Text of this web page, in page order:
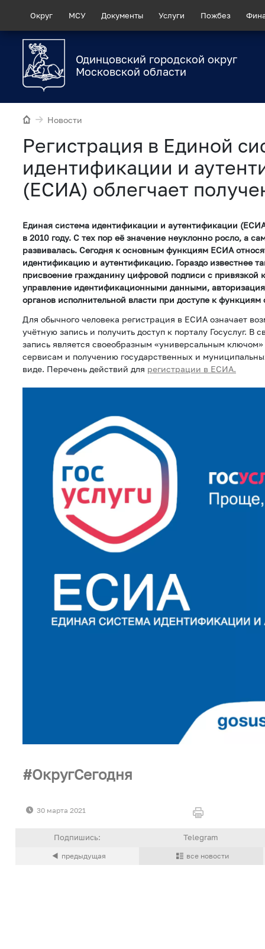
Округ МСУ Документы Услуги Пожбез
Одинцовский городской округ
Московской области
Новости
Регистрация в Единой
идентификации и
(ЕСИА) облегчает
Единая система идентификации и аутентификации
в 2010 году. С тех пор её значение неуклонно росло, а
развивалась. Сегодня к основным функциям ЕСИА
идентификацию и аутентификацию. Гораздо известнее
присвоение гражданину цифровой подписи с привязкой к
управление идентификационными данными,
органов исполнительной власти при доступе к функциям
Для обычного человека регистрация в ЕСИА означает
учётную запись и получить доступ к порталу Госуслуг. В
запись является своеобразным «универсальным
сервисам и получению государственных и
виде. Перечень действий для регистрации в ЕСИА.
ОкругСегодня
30 марта 2021